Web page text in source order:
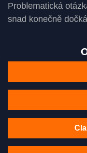
Problematická
snad konečně